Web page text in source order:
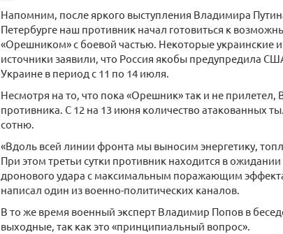
Напомним, после яркого выступления Владимира
Петербурге наш противник начал готовиться к
«Орешником» с боевой частью. Некоторые украинские
источники заявили, что Россия якобы предупредила
Украине в период с 11 по 14 июля.
Несмотря на то, что пока «Орешник» так и не
противника. С 12 на 13 июня количество атакованных
сотню.
«Вдоль всей линии фронта мы выносим энергетику,
При этом третьи сутки противник находится в
дронового удара с максимальным поражающим
написал один из военно-политических каналов.
В то же время военный эксперт Владимир Попов в
выходные, так как это «принципиальный вопрос».